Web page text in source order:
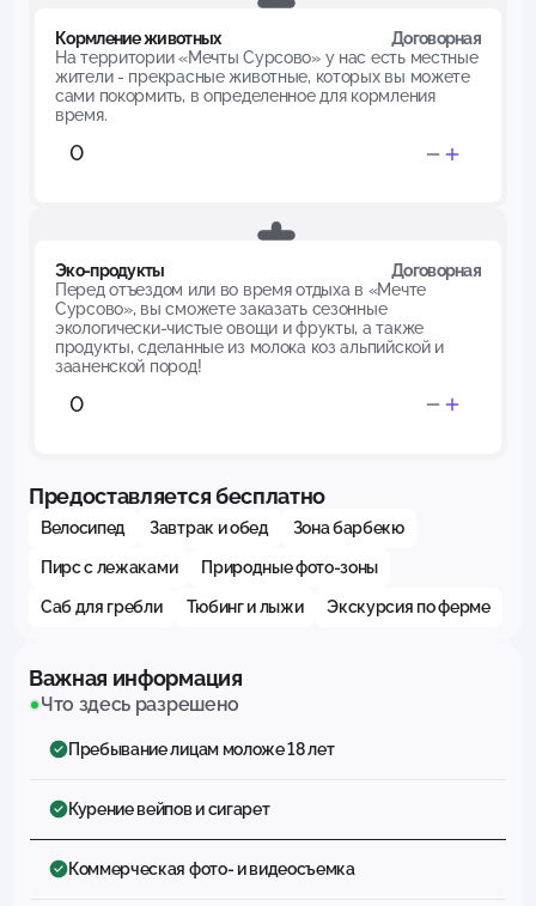
Кормление животных
Договорная
На территории «Мечты Сурсово» у нас есть местные
жители - прекрасные животные, которых вы можете
сами покормить, в определенное для кормления
время.
Эко-продукты
Договорная
Перед отъездом или во время отдыха в «Мечте
Сурсово», вы сможете заказать сезонные
экологически-чистые овощи и фрукты, а также
продукты, сделанные из молока коз альпийской и
зааненской пород!
Предоставляется бесплатно
Велосипед Завтрак и обед Зона барбекю
Пирс с лежаками Природные фото-зоны
Саб для гребли Тюбинг и лыжи Экскурсия по ферме
Важная информация
Что здесь разрешено
Пребывание лицам моложе 18 лет
Курение вейпов и сигарет
Коммерческая фото- и видеосъемка